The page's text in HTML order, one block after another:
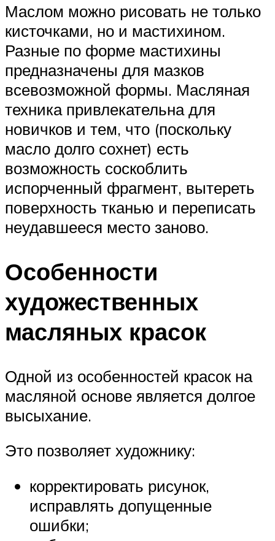
Маслом можно рисовать не только
кисточками, но и мастихином.
Разные по форме мастихины
предназначены для мазков
всевозможной формы. Масляная
техника привлекательна для
новичков и тем, что (поскольку
масло долго сохнет) есть
возможность соскоблить
испорченный фрагмент, вытереть
поверхность тканью и переписать
неудавшееся место заново.
Особенности
художественных
масляных красок
Одной из особенностей красок на
масляной основе является долгое
высыхание.
Это позволяет художнику:
корректировать рисунок,
исправлять допущенные
ошибки;